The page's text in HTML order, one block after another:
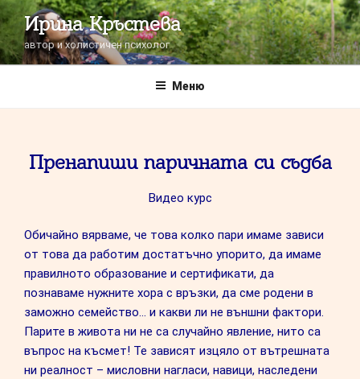
Напред
към
съдържанието
Ирина Кръстева
автор и холистичен психолог
Меню
Пренапиши паричната си съдба
Видео курс
Обичайно вярваме, че това колко пари имаме зависи
от това да работим достатъчно упорито, да имаме
правилното образование и сертификати, да
познаваме нужните хора с връзки, да сме родени в
заможно семейство… и какви ли не външни фактори.
Парите в живота ни не са случайно явление, нито са
въпрос на късмет! Те зависят изцяло от вътрешната
ни реалност – мисловни нагласи, навици, наследени